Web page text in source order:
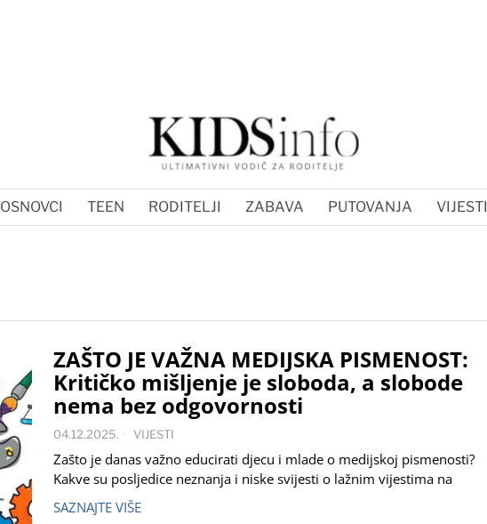
OSNOVCI TEEN RODITELJI ZABAVA PUTOVANJA VIJESTI
ZAŠTO JE VAŽNA MEDIJSKA PISMENOST:
Kritičko mišljenje je sloboda, a slobode
nema bez odgovornosti
04.12.2025. VIJESTI
Zašto je danas važno educirati djecu i mlade o medijskoj pismenosti?
Kakve su posljedice neznanja i niske svijesti o lažnim vijestima na
SAZNAJTE VIŠE